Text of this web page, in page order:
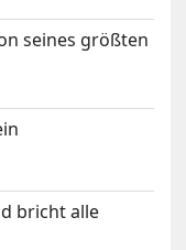
seines größten
bricht alle